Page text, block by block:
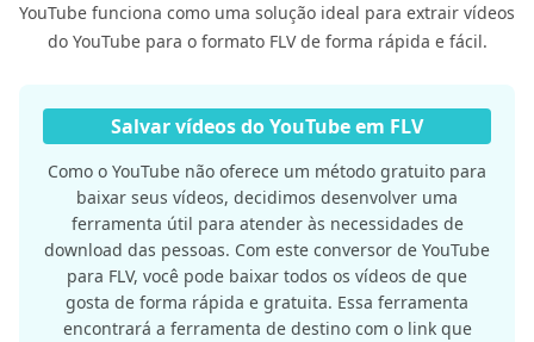
YouTube funciona como uma solução ideal para extrair vídeos
do YouTube para o formato FLV de forma rápida e fácil.
Salvar vídeos do YouTube em FLV
Como o YouTube não oferece um método gratuito para
baixar seus vídeos, decidimos desenvolver uma
ferramenta útil para atender às necessidades de
download das pessoas. Com este conversor de YouTube
para FLV, você pode baixar todos os vídeos de que
gosta de forma rápida e gratuita. Essa ferramenta
encontrará a ferramenta de destino com o link que